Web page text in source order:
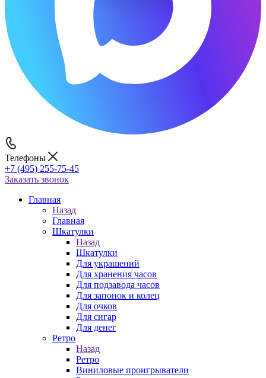
Телефоны
+7 (495) 255-75-45
Заказать звонок
Главная
Назад
Главная
Шкатулки
Назад
Шкатулки
Для украшений
Для хранения часов
Для подзавода часов
Для запонок и колец
Для очков
Для сигар
Для денег
Ретро
Назад
Ретро
Виниловые проигрыватели